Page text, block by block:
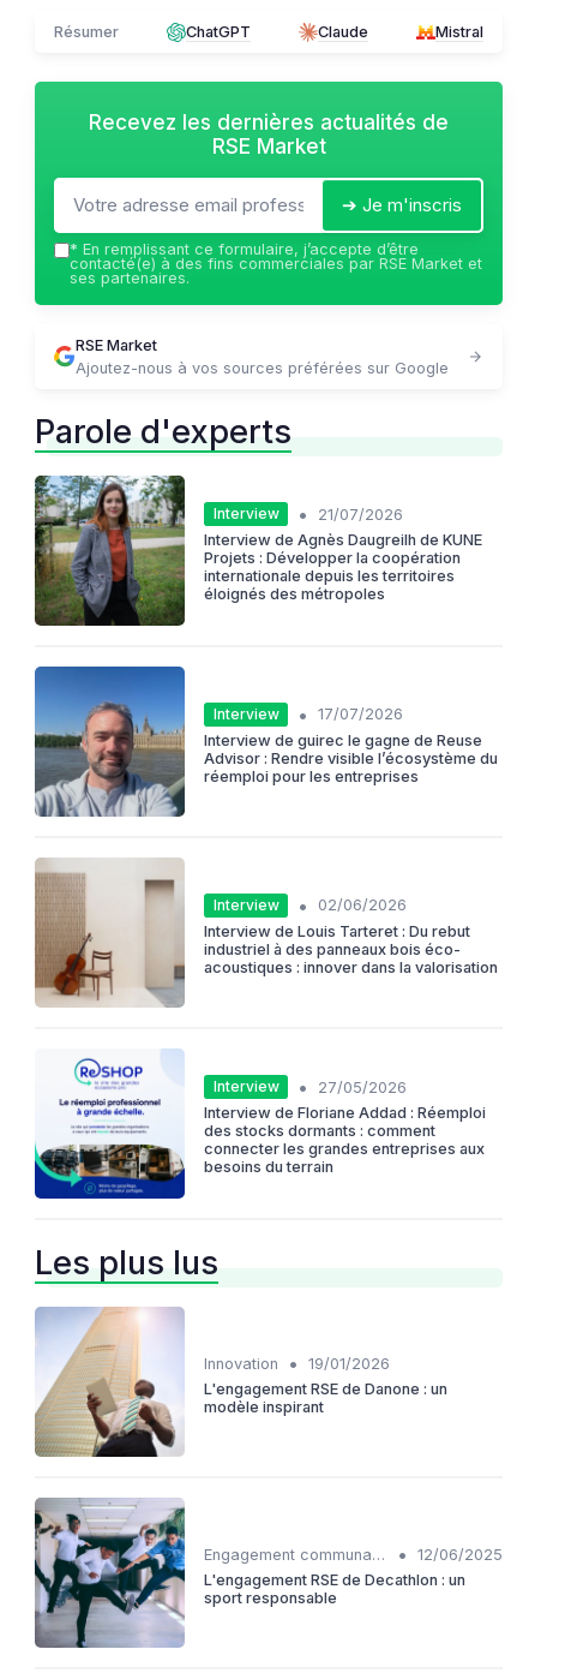
Résumer ChatGPT Claude Mistral
Recevez les dernières actualités de
RSE Market
➔ Je m'inscris
* En remplissant ce formulaire, j’accepte d’être
contacté(e) à des fins commerciales par RSE Market et
ses partenaires.
RSE Market
Ajoutez-nous à vos sources préférées sur Google
Parole d'experts
Interview •
21/07/2026
Interview de Agnès Daugreilh de KUNE
Projets : Développer la coopération
internationale depuis les territoires
éloignés des métropoles
Interview •
17/07/2026
Interview de guirec le gagne de Reuse
Advisor : Rendre visible l’écosystème du
réemploi pour les entreprises
Interview •
02/06/2026
Interview de Louis Tarteret : Du rebut
industriel à des panneaux bois éco-
acoustiques : innover dans la valorisation
Interview •
27/05/2026
Interview de Floriane Addad : Réemploi
des stocks dormants : comment
connecter les grandes entreprises aux
besoins du terrain
Les plus lus
Innovation •
19/01/2026
L'engagement RSE de Danone : un
modèle inspirant
Engagement communautaire •
12/06/2025
L'engagement RSE de Decathlon : un
sport responsable